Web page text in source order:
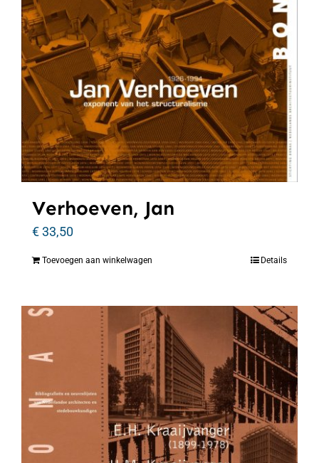
Verhoeven, Jan
€33,50
Toevoegen aan winkelwagen Details